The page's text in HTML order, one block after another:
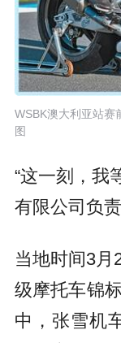
WSBK澳大利亚站赛
图
“这一刻，我
有限公司负
当地时间3月
级摩托车锦
中，张雪机